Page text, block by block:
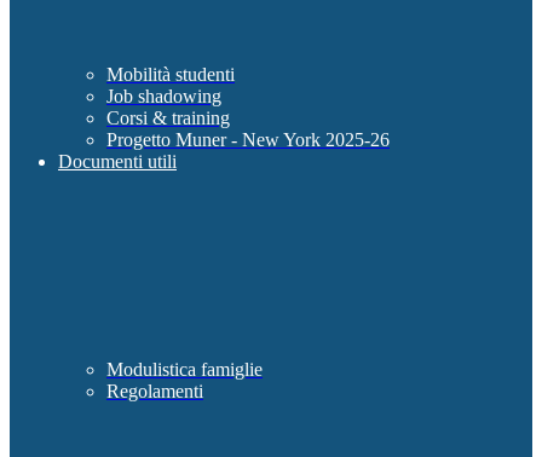
Mobilità studenti
Job shadowing
Corsi & training
Progetto Muner - New York 2025-26
Documenti utili
Modulistica famiglie
Regolamenti